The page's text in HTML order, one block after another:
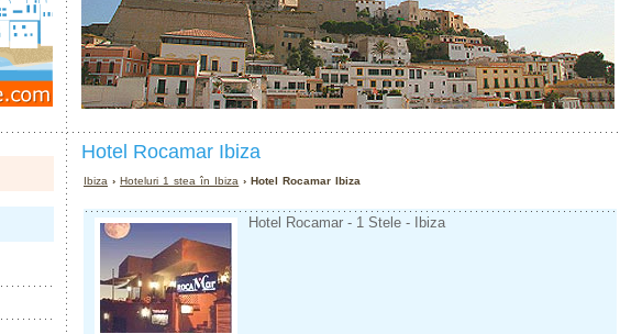
Hotel Rocamar Ibiza
Ibiza ›Hoteluri 1 stea în Ibiza › Hotel Rocamar Ibiza
Hotel Rocamar - 1 Stele - Ibiza